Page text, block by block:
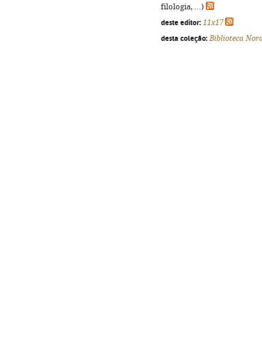
filologia, ...)
deste editor: 11x17
desta coleção: Biblioteca